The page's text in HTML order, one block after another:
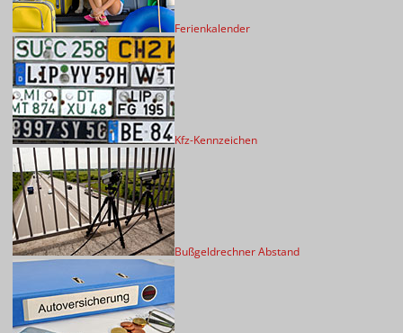
Ferienkalender
Kfz-Kennzeichen
Bußgeldrechner Abstand